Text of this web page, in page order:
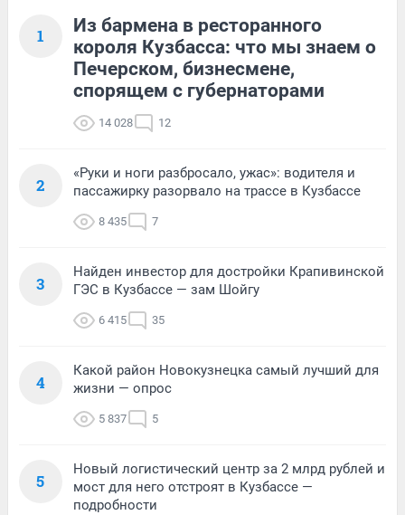
1
Из бармена в ресторанного
короля Кузбасса: что мы знаем о
Печерском, бизнесмене,
спорящем с губернаторами
14 028 12
2
«Руки и ноги разбросало, ужас»: водителя и
пассажирку разорвало на трассе в Кузбассе
8 435 7
3
Найден инвестор для достройки Крапивинской
ГЭС в Кузбассе — зам Шойгу
6 415 35
4
Какой район Новокузнецка самый лучший для
жизни — опрос
5 837 5
5
Новый логистический центр за 2 млрд рублей и
мост для него отстроят в Кузбассе —
подробности